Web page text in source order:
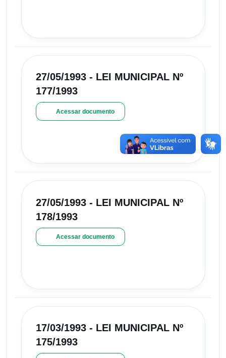
27/05/1993 - LEI MUNICIPAL Nº
177/1993
Acessar documento
27/05/1993 - LEI MUNICIPAL Nº
178/1993
Acessar documento
17/03/1993 - LEI MUNICIPAL Nº
175/1993